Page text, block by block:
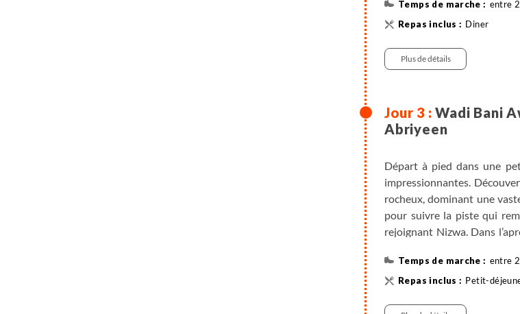
de reprendre la piste qui
villageois rejoignant Nizwa.
entre
Diner
Plus de détails
Wadi Bani
Abriyeen
Départ à pied dans une
impressionnantes.
rocheux, dominant une
pour suivre la piste qui
rejoignant Nizwa. Dans
pour découvrir le village à
prennent une belle couleur
entre
Petit-